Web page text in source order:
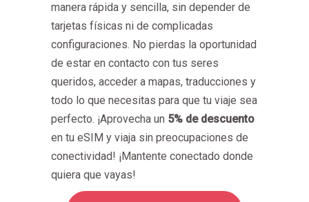
manera rápida y sencilla, sin depender de
tarjetas físicas ni de complicadas
configuraciones. No pierdas la oportunidad
de estar en contacto con tus seres
queridos, acceder a mapas, traducciones y
todo lo que necesitas para que tu viaje sea
perfecto. ¡Aprovecha un 5% de descuento
en tu eSIM y viaja sin preocupaciones de
conectividad! ¡Mantente conectado donde
quiera que vayas!